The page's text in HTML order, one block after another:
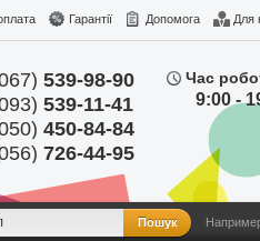
Гарантії Допомога Для
539-98-90
539-11-41
450-84-84
726-44-95
Час
9:00 -